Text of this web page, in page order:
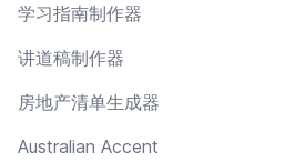
学习指南制作器
讲道稿制作器
房地产清单生成器
Australian Accent